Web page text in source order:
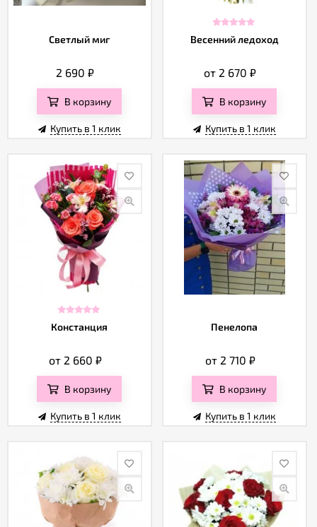
Светлый миг
2 690₽
В корзину
Купить в 1 клик
Весенний ледоход
от 2 670₽
В корзину
Купить в 1 клик
Констанция
от 2 660 ₽
В корзину
Купить в 1 клик
Пенелопа
от 2 710 ₽
В корзину
Купить в 1 клик